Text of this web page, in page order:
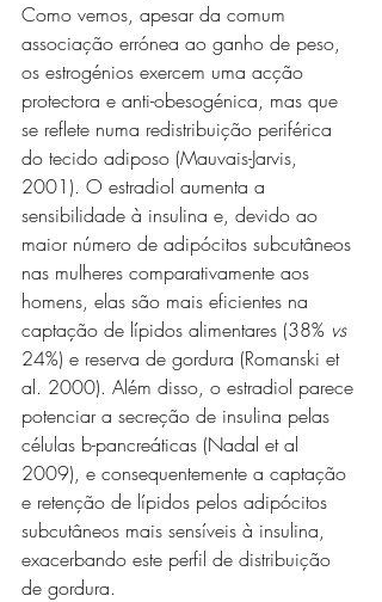
Como vemos, apesar da comum
associação errónea ao ganho de peso,
os estrogénios exercem uma acção
protectora e anti-obesogénica, mas que
se reflete numa redistribuição periférica
do tecido adiposo (Mauvais-Jarvis,
2001). O estradiol aumenta a
sensibilidade à insulina e, devido ao
maior número de adipócitos subcutâneos
nas mulheres comparativamente aos
homens, elas são mais eficientes na
captação de lípidos alimentares (38% vs
24%) e reserva de gordura (Romanski et
al. 2000). Além disso, o estradiol parece
potenciar a secreção de insulina pelas
células b-pancreáticas (Nadal et al
2009), e consequentemente a captação
e retenção de lípidos pelos adipócitos
subcutâneos mais sensíveis à insulina,
exacerbando este perfil de distribuição
de gordura.